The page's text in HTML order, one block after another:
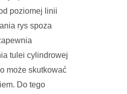
poziomej linii
rys spoza
tulei cylindrowej
może skutkować
Do tego